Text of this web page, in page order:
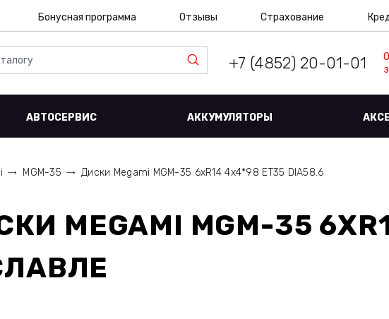
Бонусная программа Отзывы Страхование
+7 (4852) 20-01-01
АВТОСЕРВИС АККУМУЛЯТОРЫ
MGM-35 Диски Megami MGM-35 6xR14 4x4*98 ET35 DIA58.6
MEGAMI MGM-35